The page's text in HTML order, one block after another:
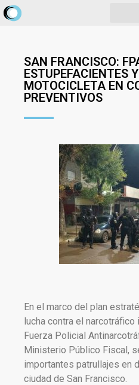
SAN FRANCISCO:
ESTUPEFACIENTES
MOTOCICLETA EN
PREVENTIVOS
En el marco del plan
lucha contra el
Fuerza Policial
Ministerio Público Fiscal,
importantes patrullajes en
ciudad de San Francisco.